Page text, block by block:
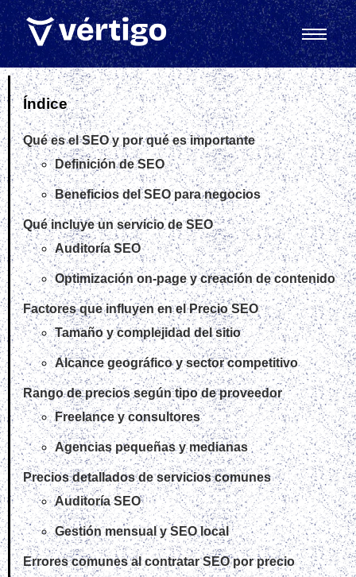
Índice
Qué es el SEO y por qué es importante
Definición de SEO
Beneficios del SEO para negocios
Qué incluye un servicio de SEO
Auditoría SEO
Optimización on‑page y creación de contenido
Factores que influyen en el Precio SEO
Tamaño y complejidad del sitio
Alcance geográfico y sector competitivo
Rango de precios según tipo de proveedor
Freelance y consultores
Agencias pequeñas y medianas
Precios detallados de servicios comunes
Auditoría SEO
Gestión mensual y SEO local
Errores comunes al contratar SEO por precio